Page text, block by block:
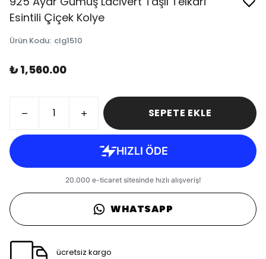
Esintili Çiçek Kolye
Ürün Kodu: clg1510
₺ 1,560.00
SEPETE EKLE
WHATSAPP
ücretsiz kargo